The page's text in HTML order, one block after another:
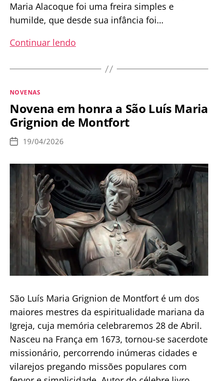
Maria Alacoque foi uma freira simples e
humilde, que desde sua infância foi…
Continuar lendo
nove
feiras
ao
de
Jesus
Categorias
NOVENAS
Novena em honra a São Luís Maria
Grignion de Montfort
Data
publicação
19/04/2026
São Luís Maria Grignion de Montfort é um dos
maiores mestres da espiritualidade mariana da
Igreja, cuja memória celebraremos 28 de Abril.
Nasceu na França em 1673, tornou-se sacerdote
missionário, percorrendo inúmeras cidades e
vilarejos pregando missões populares com